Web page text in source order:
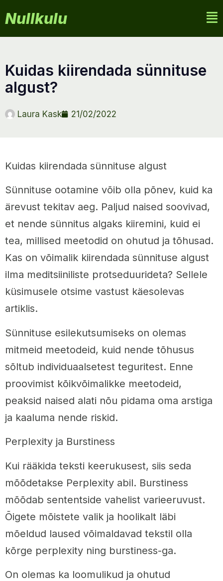
Nullkulu
kuidas kiirendada sünnituse
algust?
Laura Kask 21/02/2022
Kuidas kiirendada sünnituse algust
Sünnituse ootamine võib olla põnev, kuid ka
ärevust tekitav aeg. Paljud naised soovivad,
et nende sünnitus algaks kiiremini, kuid ei
tea, millised meetodid on ohutud ja tõhusad.
Kas on võimalik kiirendada sünnituse algust
ilma meditsiiniliste protseduurideta? Sellele
küsimusele otsime vastust käesolevas
artiklis.
Sünnituse esilekutsumiseks on olemas
mitmeid meetodeid, kuid nende tõhusus
sõltub individuaalsetest teguritest. Enne
proovimist kõikvõimalikke meetodeid,
peaksid naised alati nõu pidama oma arstiga
ja kaaluma nende riskid.
Perplexity ja Burstiness
Kui rääkida teksti keerukusest, siis seda
mõõdetakse Perplexity abil. Burstiness
mõõdab sententside vahelist varieeruvust.
Õigete mõistete valik ja hoolikalt läbi
mõeldud laused võimaldavad tekstil olla
kõrge perplexity ning burstiness-ga.
On olemas ka loomulikud ja ohutud